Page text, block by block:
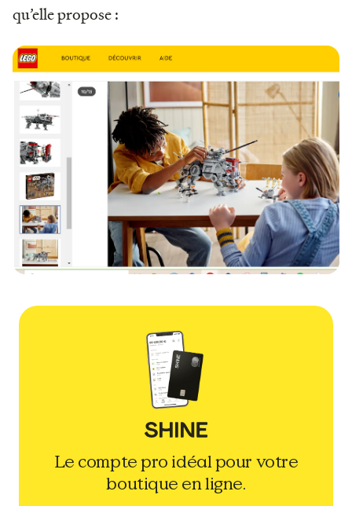
qu’elle propose :
Le compte pro idéal pour votre
boutique en ligne.